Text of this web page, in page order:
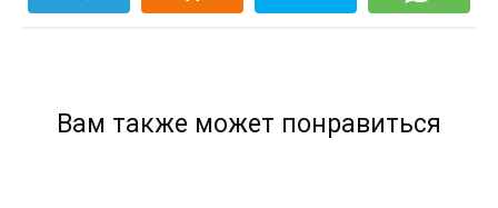
Вам также может понравиться